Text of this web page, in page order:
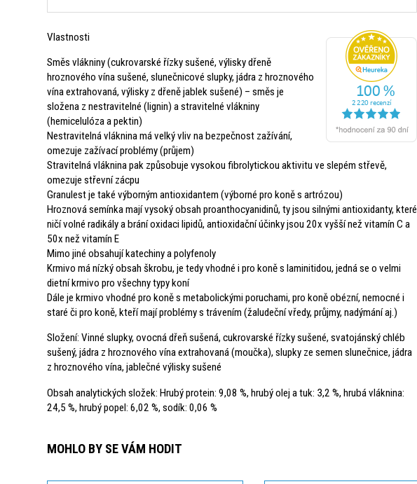
Vlastnosti
Směs vlákniny (cukrovarské řízky sušené, výlisky dřeně
hroznového vína sušené, slunečnicové slupky, jádra z hroznového
vína extrahovaná, výlisky z dřeně jablek sušené) – směs je
složena z nestravitelné (lignin) a stravitelné vlákniny
(hemicelulóza a pektin)
Nestravitelná vláknina má velký vliv na bezpečnost zažívání,
omezuje zažívací problémy (průjem)
Stravitelná vláknina pak způsobuje vysokou fibrolytickou aktivitu ve slepém střevě,
omezuje střevní zácpu
Granulest je také výborným antioxidantem (výborné pro koně s artrózou)
Hroznová semínka mají vysoký obsah proanthocyanidinů, ty jsou silnými antioxidanty, které
ničí volné radikály a brání oxidaci lipidů, antioxidační účinky jsou 20x vyšší než vitamín C a
50x než vitamín E
Mimo jiné obsahují katechiny a polyfenoly
Krmivo má nízký obsah škrobu, je tedy vhodné i pro koně s laminitidou, jedná se o velmi
dietní krmivo pro všechny typy koní
Dále je krmivo vhodné pro koně s metabolickými poruchami, pro koně obézní, nemocné i
staré či pro koně, kteří mají problémy s trávením (žaludeční vředy, průjmy, nadýmání aj.)
Složení: Vinné slupky, ovocná dřeň sušená, cukrovarské řízky sušené, svatojánský chléb
sušený, jádra z hroznového vína extrahovaná (moučka), slupky ze semen slunečnice, jádra
z hroznového vína, jablečné výlisky sušené
Obsah analytických složek: Hrubý protein: 9,08 %, hrubý olej a tuk: 3,2 %, hrubá vláknina:
24,5 %, hrubý popel: 6,02 %, sodík: 0,06 %
MOHLO BY SE VÁM HODIT